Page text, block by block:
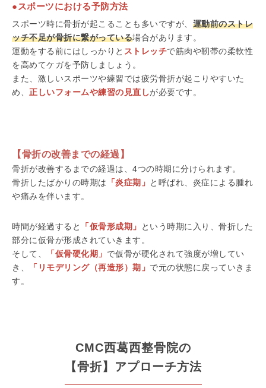
●スポーツにおける予防方法
スポーツ時に骨折が起こることも多いですが、 運動前のストレ
ッチ不足が骨折に繋がっている場合があります。
運動をする前にはしっかりと ストレッチで筋肉や靭帯の柔軟性
を高めてケガを予防しましょう。
また、激しいスポーツや練習では疲労骨折が起こりやすいた
め、 正しいフォームや練習の見直しが必要です。
【骨折の改善までの経過】
骨折が改善するまでの経過は、4つの時期に分けられます。
骨折したばかりの時期は 「炎症期」 と呼ばれ、炎症による腫れ
や痛みを伴います。
時間が経過すると 「仮骨形成期」
という時期に入り、骨折した
部分に仮骨が形成されていきます。
そして、
「仮骨硬化期」 で仮骨が硬化されて強度が増してい
き、
「リモデリング（再造形）期」 で元の状態に戻っていきま
す。
CMC西葛西整骨院の
【骨折】アプローチ方法